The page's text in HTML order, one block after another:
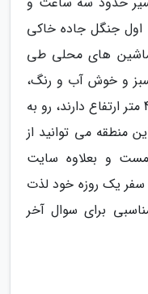
اول جنگل جاده خاکی
ماشین های محلی طی
و خوش آب و رنگ،
با انبوهی از درختان راش که تقریبا 40 متر ارتفاع دارند، رو به
منطقه می توانید از
و بعلاوه سایت
سفر یک روزه خود لذت
برای سوال آخر